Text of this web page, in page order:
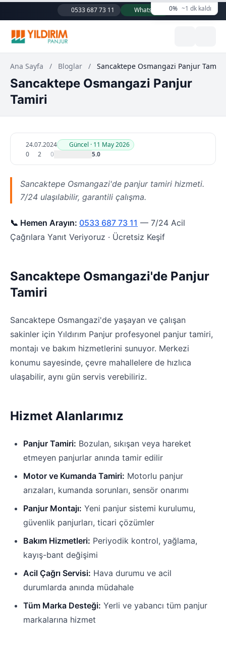
0533 687 73 11 WhatsApp 0% ~1 dk kaldı
Ana Sayfa / Bloglar / Sancaktepe Osmangazi Panjur Tamiri
Sancaktepe Osmangazi Panjur
Tamiri
24.07.2024
Güncel · 11 May 2026
0
2 0 5.0
Sancaktepe Osmangazi'de panjur tamiri hizmeti.
7/24 ulaşılabilir, garantili çalışma.
📞 Hemen Arayın: 0533 687 73 11 — 7/24 Acil
Çağrılara Yanıt Veriyoruz · Ücretsiz Keşif
Sancaktepe Osmangazi'de Panjur
Tamiri
Sancaktepe Osmangazi'de yaşayan ve çalışan
sakinler için Yıldırım Panjur profesyonel panjur tamiri,
montajı ve bakım hizmetlerini sunuyor. Merkezi
konumu sayesinde, çevre mahallelere de hızlıca
ulaşabilir, aynı gün servis verebiliriz.
Hizmet Alanlarımız
Panjur Tamiri: Bozulan, sıkışan veya hareket
etmeyen panjurlar anında tamir edilir
Motor ve Kumanda Tamiri: Motorlu panjur
arızaları, kumanda sorunları, sensör onarımı
Panjur Montajı: Yeni panjur sistemi kurulumu,
güvenlik panjurları, ticari çözümler
Bakım Hizmetleri: Periyodik kontrol, yağlama,
kayış-bant değişimi
Acil Çağrı Servisi: Hava durumu ve acil
durumlarda anında müdahale
Tüm Marka Desteği: Yerli ve yabancı tüm panjur
markalarına hizmet